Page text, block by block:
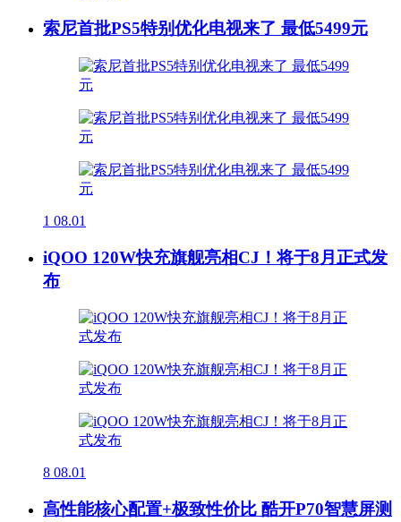
索尼首批PS5特别优化电视来了 最低5499元
1 08.01
iQOO 120W快充旗舰亮相CJ！将于8月正式发
布
8 08.01
高性能核心配置+极致性价比 酷开P70智慧屏测